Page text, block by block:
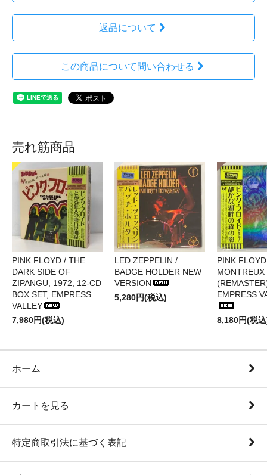
返品について
この商品について問い合わせる
売れ筋商品
PINK FLOYD / THE
DARK SIDE OF
ZIPANGU, 1972, 12-CD
BOX SET, EMPRESS
VALLEY
7,980円(税込)
LED ZEPPELIN /
BADGE HOLDER NEW
VERSION
5,280円(税込)
PINK
EMPRESS
8,180円(税
ホーム
カートを見る
特定商取引法に基づく表記